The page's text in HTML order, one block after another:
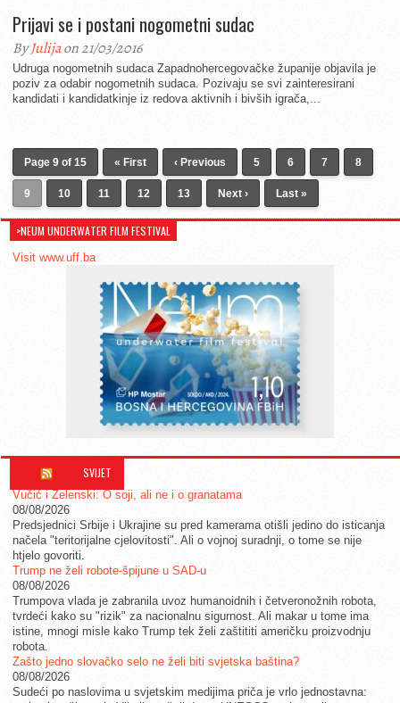
Prijavi se i postani nogometni sudac
ByJulijaon 21/03/2016
Udruga nogometnih sudaca Zapadnohercegovačke županije objavila je
poziv za odabir nogometnih sudaca. Pozivaju se svi zainteresirani
kandidati i kandidatkinje iz redova aktivnih i bivših igrača,...
Page 9 of 15 « First ‹ Previous 5 6 7 8
9 10 11 12 13 Next › Last »
>NEUM UNDERWATER FILM FESTIVAL
Visit www.uff.ba
SVIJET
Vučić i Zelenski: O soji, ali ne i o granatama
08/08/2026
Predsjednici Srbije i Ukrajine su pred kamerama otišli jedino do isticanja
načela "teritorijalne cjelovitosti". Ali o vojnoj suradnji, o tome se nije
htjelo govoriti.
Trump ne želi robote-špijune u SAD-u
08/08/2026
Trumpova vlada je zabranila uvoz humanoidnih i četveronožnih robota,
tvrdeći kako su "rizik" za nacionalnu sigurnost. Ali makar u tome ima
istine, mnogi misle kako Trump tek želi zaštititi američku proizvodnju
robota.
Zašto jedno slovačko selo ne želi biti svjetska baština?
08/08/2026
Sudeći po naslovima u svjetskim medijima priča je vrlo jednostavna: